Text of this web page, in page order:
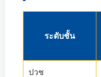
ระดับชั้น
ปวช